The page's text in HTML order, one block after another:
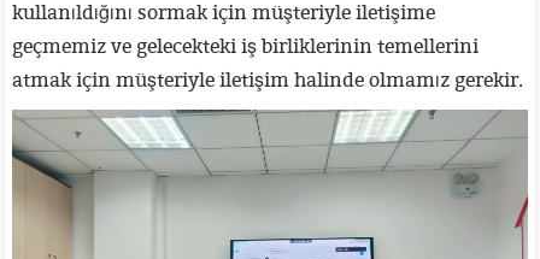
kullanıldığını sormak için müşteriyle iletişime
geçmemiz ve gelecekteki iş birliklerinin temellerini
atmak için müşteriyle iletişim halinde olmamız gerekir.